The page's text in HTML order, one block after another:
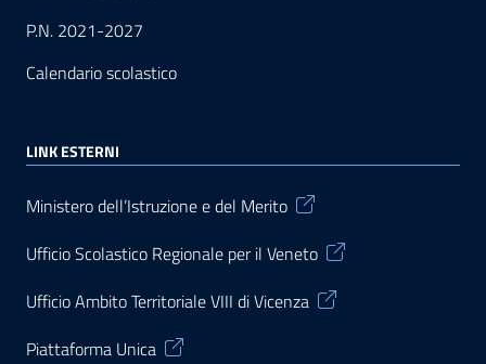
P.N. 2021-2027
Calendario scolastico
LINK ESTERNI
Ministero dell’Istruzione e del Merito
Ufficio Scolastico Regionale per il Veneto
Ufficio Ambito Territoriale VIII di Vicenza
Piattaforma Unica